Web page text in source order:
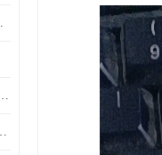
理供应
波SHA32A120CG-B12B
25C-50-E250-C